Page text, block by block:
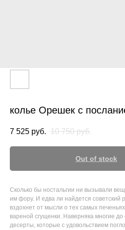
колье Орешек с
7 525 руб. 10 750 руб.
Out of stock
Сколько бы ностальгии ни вызывали
им фору. И едва ли найдется советский
вздохнет от мысли о тех самых
вареной сгущенки. Наверняка многие
десерты, которые с удовольствием